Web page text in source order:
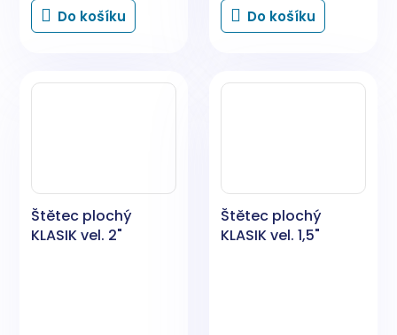
Do košíku Do košíku
Štětec plochý
KLASIK vel. 2"
Štětec plochý
KLASIK vel. 1,5"